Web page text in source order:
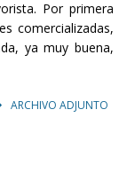
Por primera
comercializadas,
ya muy buena,
ARCHIVO ADJUNTO